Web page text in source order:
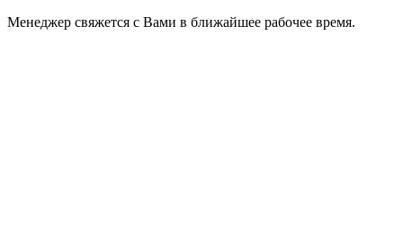
Менеджер свяжется с Вами в ближайшее рабочее время.